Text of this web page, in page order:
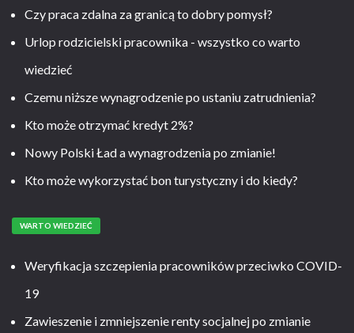
Czy praca zdalna za granicą to dobry pomysł?
Urlop rodzicielski pracownika - wszystko co warto
wiedzieć
Czemu niższe wynagrodzenie po ustaniu zatrudnienia?
Kto może otrzymać kredyt 2%?
Nowy Polski Ład a wynagrodzenia po zmianie!
Kto może wykorzystać bon turystyczny i do kiedy?
WARTO WIEDZIEĆ
Weryfikacja szczepienia pracowników przeciwko COVID-
19
Zawieszenie i zmniejszenie renty socjalnej po zmianie